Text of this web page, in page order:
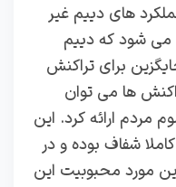
های دییم غیر
شود که دییم
برای تراکنش
ها می توان
مردم ارائه کرد. این
شفاف بوده و در
مورد محبوبیت این